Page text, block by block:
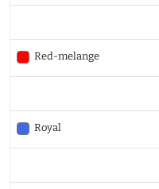
Red-melange
Royal